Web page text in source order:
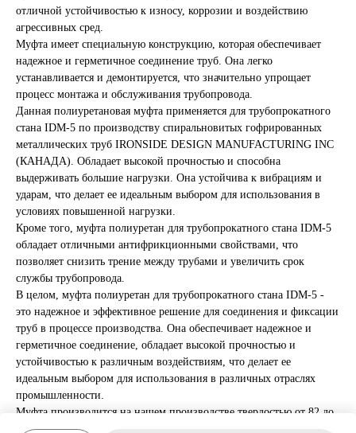
отличной устойчивостью к износу, коррозии и воздействию
агрессивных сред.
Муфта имеет специальную конструкцию, которая обеспечивает
надежное и герметичное соединение труб. Она легко
устанавливается и демонтируется, что значительно упрощает
процесс монтажа и обслуживания трубопровода.
Данная полиуретановая муфта применяется для трубопрокатного
стана IDM-5 по производству спиральновитых гофрированных
металлических труб IRONSIDE DESIGN MANUFACTURING INC
(КАНАДА). Обладает высокой прочностью и способна
выдерживать большие нагрузки. Она устойчива к вибрациям и
ударам, что делает ее идеальным выбором для использования в
условиях повышенной нагрузки.
Кроме того, муфта полиуретан для трубопрокатного стана IDM-5
обладает отличными антифрикционными свойствами, что
позволяет снизить трение между трубами и увеличить срок
службы трубопровода.
В целом, муфта полиуретан для трубопрокатного стана IDM-5 -
это надежное и эффективное решение для соединения и фиксации
труб в процессе производства. Она обеспечивает надежное и
герметичное соединение, обладает высокой прочностью и
устойчивостью к различным воздействиям, что делает ее
идеальным выбором для использования в различных отраслях
промышленности.
Муфта производится на нашем производстве твердостью от 82 до
88 Шор А (по желанию заказчика может быть любой).